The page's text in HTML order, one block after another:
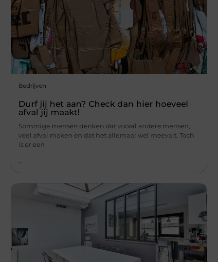
Bedrijven
Durf jij het aan? Check dan hier hoeveel
afval jij maakt!
Sommige mensen denken dat vooral andere mensen,
veel afval maken en dat het allemaal wel meevalt. Toch
is er een